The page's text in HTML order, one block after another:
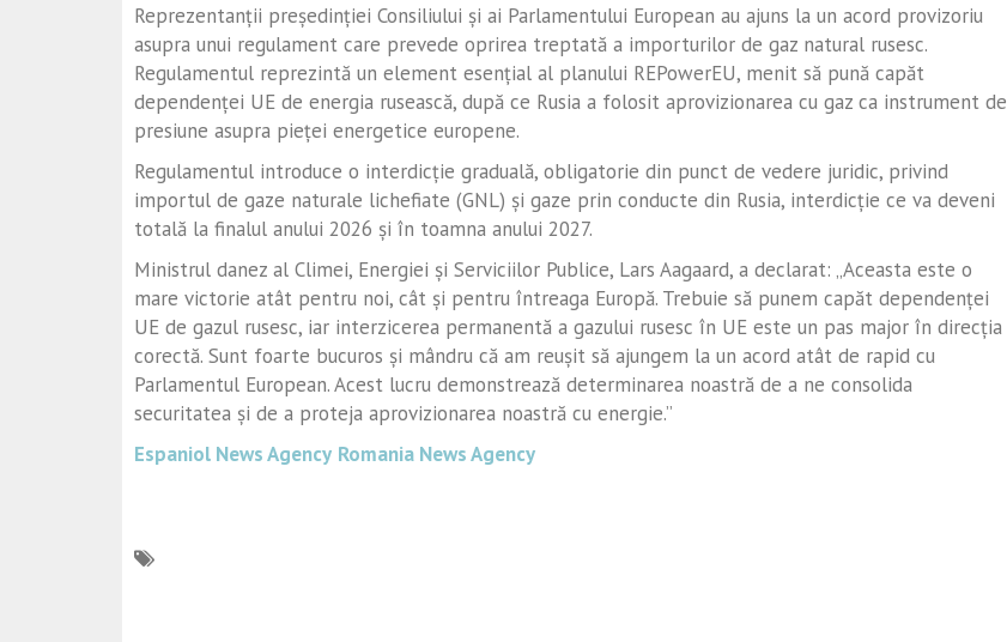
Reprezentanții președinției Consiliului și ai Parlamentului European au ajuns la un acord provizoriu
asupra unui regulament care prevede oprirea treptată a importurilor de gaz natural rusesc.
Regulamentul reprezintă un element esențial al planului REPowerEU, menit să pună capăt
dependenței UE de energia rusească, după ce Rusia a folosit aprovizionarea cu gaz ca instrument de
presiune asupra pieței energetice europene.
Regulamentul introduce o interdicție graduală, obligatorie din punct de vedere juridic, privind
importul de gaze naturale lichefiate (GNL) și gaze prin conducte din Rusia, interdicție ce va deveni
totală la finalul anului 2026 și în toamna anului 2027.
Ministrul danez al Climei, Energiei și Serviciilor Publice, Lars Aagaard, a declarat: „Aceasta este o
mare victorie atât pentru noi, cât și pentru întreaga Europă. Trebuie să punem capăt dependenței
UE de gazul rusesc, iar interzicerea permanentă a gazului rusesc în UE este un pas major în direcția
corectă. Sunt foarte bucuros și mândru că am reușit să ajungem la un acord atât de rapid cu
Parlamentul European. Acest lucru demonstrează determinarea noastră de a ne consolida
securitatea și de a proteja aprovizionarea noastră cu energie.”
Espaniol News Agency Romania News Agency